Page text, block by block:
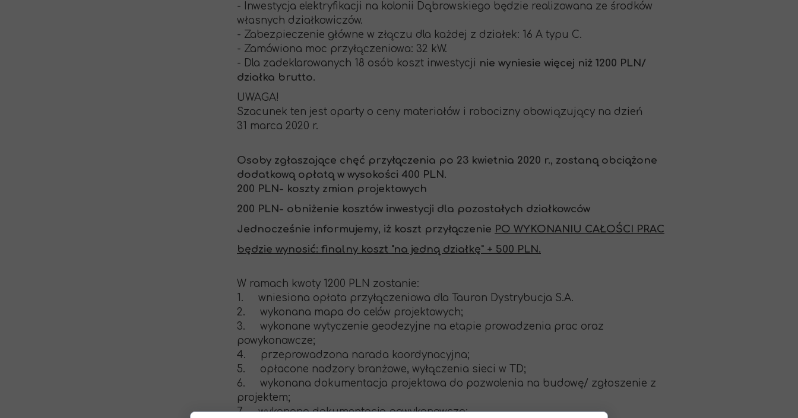
- Inwestycja elektryfikacji na kolonii Dąbrowskiego będzie realizowana ze środków
własnych działkowiczów.
- Zabezpieczenie główne w złączu dla każdej z działek: 16 A typu C.
- Zamówiona moc przyłączeniowa: 32 kW.
- Dla zadeklarowanych 18 osób koszt inwestycji nie wyniesie więcej niż 1200 PLN/
działka brutto.
UWAGA!
Szacunek ten jest oparty o ceny materiałów i robocizny obowiązujący na dzień
31 marca 2020 r.
Osoby zgłaszające chęć przyłączenia po 23 kwietnia 2020 r., zostaną obciążone
dodatkową opłatą w wysokości 400 PLN.
200 PLN- koszty zmian projektowych
200 PLN- obniżenie kosztów inwestycji dla pozostałych działkowców
Jednocześnie informujemy, iż koszt przyłączenie PO WYKONANIU CAŁOŚCI PRAC
będzie wynosić: finalny koszt "na jedną działkę" + 500 PLN.
W ramach kwoty 1200 PLN zostanie:
1. wniesiona opłata przyłączeniowa dla Tauron Dystrybucja S.A.
2. wykonana mapa do celów projektowych;
3. wykonane wytyczenie geodezyjne na etapie prowadzenia prac oraz
powykonawcze;
4. przeprowadzona narada koordynacyjna;
5. opłacone nadzory branżowe, wyłączenia sieci w TD;
6. wykonana dokumentacja projektowa do pozwolenia na budowę/ zgłoszenie z
projektem;
7. wykonana dokumentacja powykonawcza;